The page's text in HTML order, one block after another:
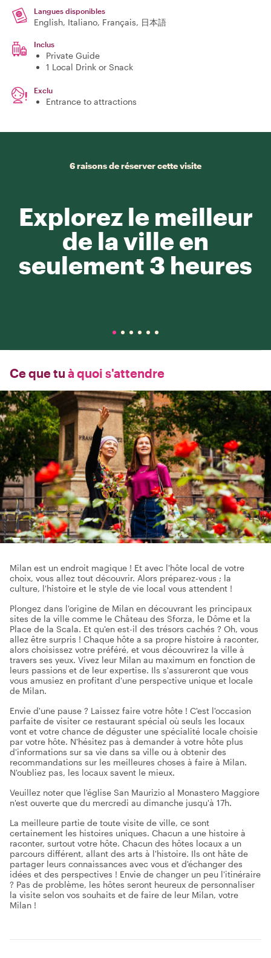
Langues disponibles
English, Italiano, Français, 日本語
Inclus
Private Guide
1 Local Drink or Snack
Exclu
Entrance to attractions
6 raisons de réserver cette visite
Explorez le meilleur
de la ville en
seulement 3 heures
Ce que tu à quoi s'attendre
Milan est un endroit magique ! Et avec l'hôte local de votre
choix, vous allez tout découvrir. Alors préparez-vous ; la
culture, l'histoire et le style de vie local vous attendent !
Plongez dans l'origine de Milan en découvrant les principaux
sites de la ville comme le Château des Sforza, le Dôme et la
Place de la Scala. Et qu'en est-il des trésors cachés ? Oh, vous
allez être surpris ! Chaque hôte a sa propre histoire à raconter,
alors choisissez votre préféré, et vous découvrirez la ville à
travers ses yeux. Vivez leur Milan au maximum en fonction de
leurs passions et de leur expertise. Ils s'assureront que vous
vous amusiez en profitant d'une perspective unique et locale
de Milan.
Envie d'une pause ? Laissez faire votre hôte ! C'est l'occasion
parfaite de visiter ce restaurant spécial où seuls les locaux
vont et votre chance de déguster une spécialité locale choisie
par votre hôte. N'hésitez pas à demander à votre hôte plus
d'informations sur sa vie dans sa ville ou à obtenir des
recommandations sur les meilleures choses à faire à Milan.
N'oubliez pas, les locaux savent le mieux.
Veuillez noter que l'église San Maurizio al Monastero Maggiore
n'est ouverte que du mercredi au dimanche jusqu'à 17h.
La meilleure partie de toute visite de ville, ce sont
certainement les histoires uniques. Chacun a une histoire à
raconter, surtout votre hôte. Chacun des hôtes locaux a un
parcours différent, allant des arts à l'histoire. Ils ont hâte de
partager leurs connaissances avec vous et d'échanger des
idées et des perspectives ! Envie de changer un peu l'itinéraire
? Pas de problème, les hôtes seront heureux de personnaliser
la visite selon vos souhaits et de faire de leur Milan, votre
Milan !